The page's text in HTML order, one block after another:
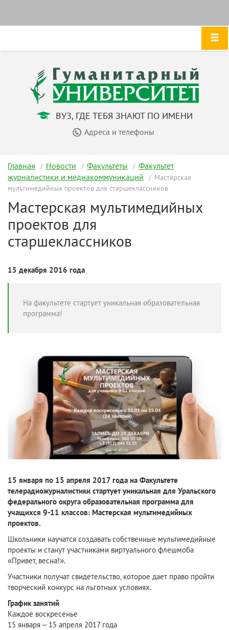
ВУЗ, ГДЕ ТЕБЯ ЗНАЮТ ПО ИМЕНИ
Адреса и телефоны
Главная Новости Факультеты
Факультет
журналистики и медиакоммуникаций
Мастерская
мультимедийных проектов для старшеклассников
Мастерская мультимедийных
проектов для
старшеклассников
15 декабря 2016 года
На факультете стартует уникальная образовательная
программа!
15 января по 15 апреля 2017 года на Факультете
телерадиожурналистики стартует уникальная для Уральского
федерального округа образовательная программа для
учащихся 9-11 классов: Мастерская мультимедийных
проектов.
Школьники научатся создавать собственные мультимедийные
проекты и станут участниками виртуального флешмоба
«Привет, весна!».
Участники получат свидетельство, которое дает право пройти
творческий конкурс на льготных условиях.
График занятий
Каждое воскресенье
15 января – 15 апреля 2017 года